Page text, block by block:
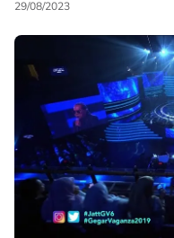
29/08/2023